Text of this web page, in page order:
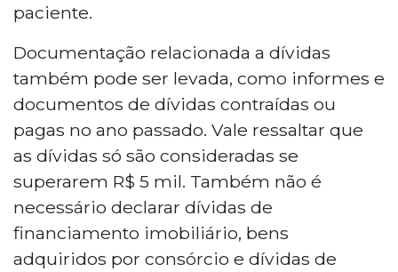
paciente.
Documentação relacionada a dívidas
também pode ser levada, como informes e
documentos de dívidas contraídas ou
pagas no ano passado. Vale ressaltar que
as dívidas só são consideradas se
superarem R$ 5 mil. Também não é
necessário declarar dívidas de
financiamento imobiliário, bens
adquiridos por consórcio e dívidas de